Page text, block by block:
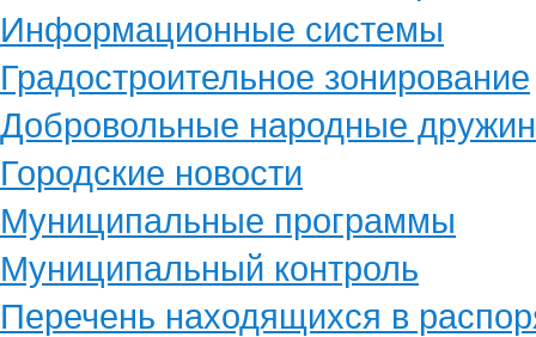
Информационные системы
Градостроительное зонирование
Добровольные народные
Городские новости
Муниципальные программы
Муниципальный контроль
Перечень находящихся в